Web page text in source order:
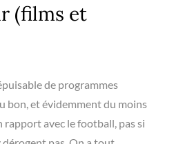
(films et
de programmes
bon, et évidemment du moins
rapport avec le football, pas si